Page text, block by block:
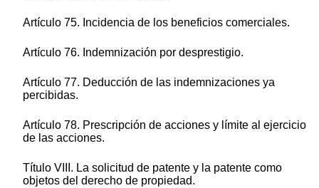
Artículo 75. Incidencia de los beneficios comerciales.
Artículo 76. Indemnización por desprestigio.
Artículo 77. Deducción de las indemnizaciones ya
percibidas.
Artículo 78. Prescripción de acciones y límite al ejercicio
de las acciones.
Título VIII. La solicitud de patente y la patente como
objetos del derecho de propiedad.